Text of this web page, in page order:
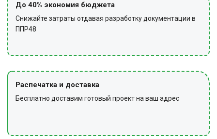
До 40% экономия бюджета
Снижайте затраты отдавая разработку документации в
ППР48
Распечатка и доставка
Бесплатно доставим готовый проект на ваш адрес